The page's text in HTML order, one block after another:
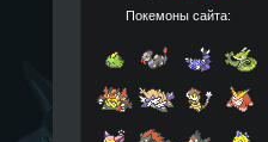
Покемоны сайта: